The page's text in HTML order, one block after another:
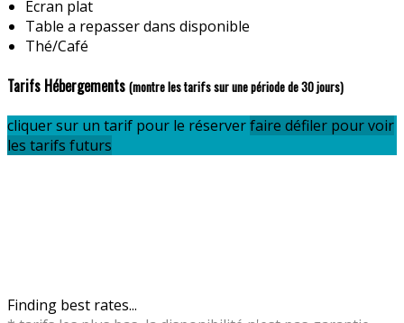
Ecran plat
Table a repasser dans disponible
Thé/Café
Tarifs Hébergements (montre les tarifs sur une période de 30 jours)
cliquer sur un tarif pour le réserverfaire défiler pour voir
les tarifs futurs
Finding best rates...